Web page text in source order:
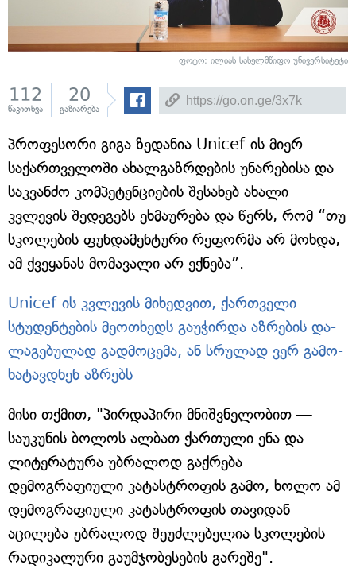
ფოტო: ილიას სახელმწიფო უნივერსიტეტი
112
წაკითხვა
20
გაზიარება
პროფესორი გიგა ზედანია Unicef-ის მიერ
საქართველოში ახალგაზრდების უნარებისა და
საკვანძო კომპეტენციების შესახებ ახალი
კვლევის შედეგებს ეხმაურება და წერს, რომ “თუ
სკოლების ფუნდამენტური რეფორმა არ მოხდა,
ამ ქვეყანას მომავალი არ ექნება”.
Unicef-ის კვლევის მიხედვით, ქართველი
სტუდენტების მეოთხედს გაუჭირდა აზ­რე­ბის და­
ლა­გე­ბუ­ლად გად­მო­ცე­მა, ან სრუ­ლად ვერ გა­მო­
ხა­ტავ­დ­ნენ აზრებს
მისი თქმით, "პირდაპირი მნიშვნელობით —
საუკუნის ბოლოს ალბათ ქართული ენა და
ლიტერატურა უბრალოდ გაქრება
დემოგრაფიული კატასტროფის გამო, ხოლო ამ
დემოგრაფიული კატასტროფის თავიდან
აცილება უბრალოდ შეუძლებელია სკოლების
რადიკალური გაუმჯობესების გარეშე".